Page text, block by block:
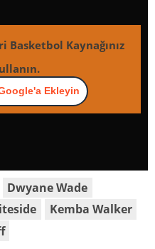
Basketbol Kaynağınız
Ekleyin
Dwyane Wade
Kemba Walker